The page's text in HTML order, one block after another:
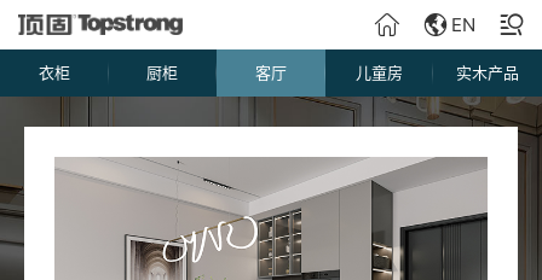
EN
衣柜 厨柜 客厅 儿童房 实木产品